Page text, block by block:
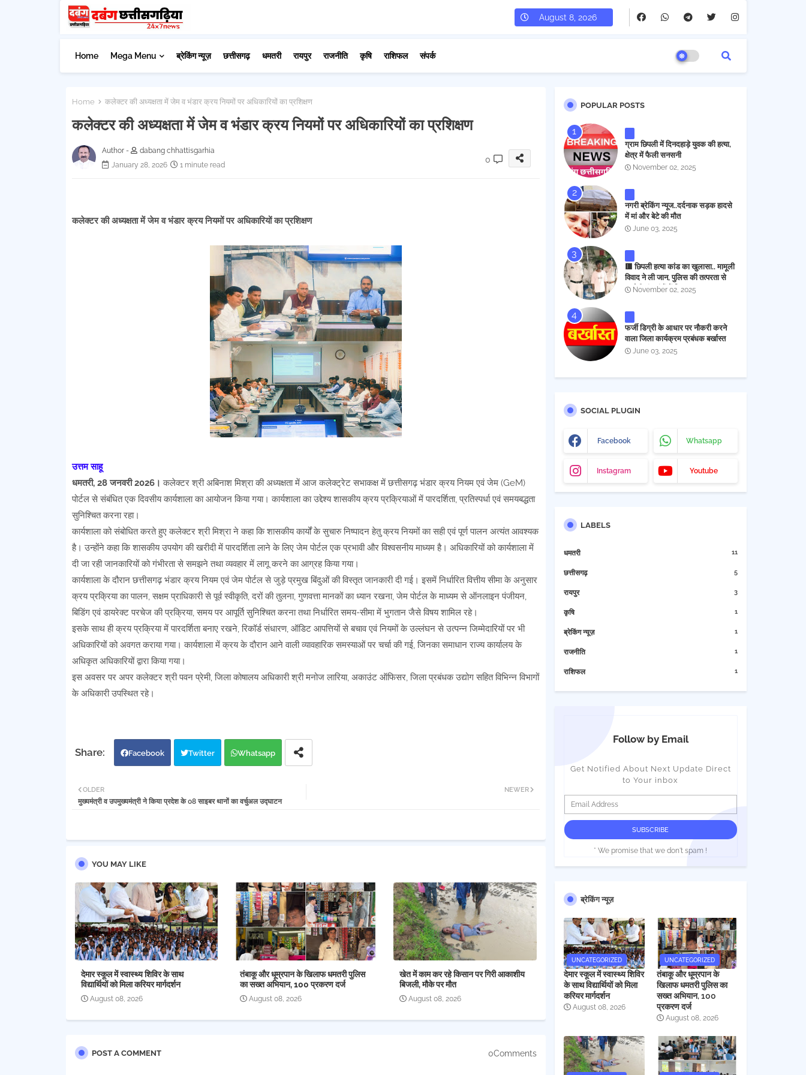
August 8, 2026
Home Mega Menu ब्रेकिंग न्यूज़ छत्तीसगढ़ धमतरी रायपुर राजनीति कृषि राशिफल संपर्क
Home कलेक्टर की अध्यक्षता में जेम व भंडार क्रय नियमों पर अधिकारियों का प्रशिक्षण
कलेक्टर की अध्यक्षता में जेम व भंडार क्रय नियमों पर अधिकारियों का प्रशिक्षण
Author -
dabang chhattisgarhia
January 28, 2026
1 minute read
0
कलेक्टर की अध्यक्षता में जेम व भंडार क्रय नियमों पर अधिकारियों का प्रशिक्षण
उत्तम साहू
धमतरी, 28 जनवरी 2026।कलेक्टर श्री अबिनाश मिश्रा की अध्यक्षता में आज कलेक्ट्रेट सभाकक्ष में छत्तीसगढ़ भंडार क्रय नियम एवं जेम (GeM)
पोर्टल से संबंधित एक दिवसीय कार्यशाला का आयोजन किया गया। कार्यशाला का उद्देश्य शासकीय क्रय प्रक्रियाओं में पारदर्शिता, प्रतिस्पर्धा एवं समयबद्धता
सुनिश्चित करना रहा।
कार्यशाला को संबोधित करते हुए कलेक्टर श्री मिश्रा ने कहा कि शासकीय कार्यों के सुचारु निष्पादन हेतु क्रय नियमों का सही एवं पूर्ण पालन अत्यंत आवश्यक
है। उन्होंने कहा कि शासकीय उपयोग की खरीदी में पारदर्शिता लाने के लिए जेम पोर्टल एक प्रभावी और विश्वसनीय माध्यम है। अधिकारियों को कार्यशाला में
दी जा रही जानकारियों को गंभीरता से समझने तथा व्यवहार में लागू करने का आग्रह किया गया।
कार्यशाला के दौरान छत्तीसगढ़ भंडार क्रय नियम एवं जेम पोर्टल से जुड़े प्रमुख बिंदुओं की विस्तृत जानकारी दी गई। इसमें निर्धारित वित्तीय सीमा के अनुसार
क्रय प्रक्रिया का पालन, सक्षम प्राधिकारी से पूर्व स्वीकृति, दरों की तुलना, गुणवत्ता मानकों का ध्यान रखना, जेम पोर्टल के माध्यम से ऑनलाइन पंजीयन,
बिडिंग एवं डायरेक्ट परचेज की प्रक्रिया, समय पर आपूर्ति सुनिश्चित करना तथा निर्धारित समय-सीमा में भुगतान जैसे विषय शामिल रहे।
इसके साथ ही क्रय प्रक्रिया में पारदर्शिता बनाए रखने, रिकॉर्ड संधारण, ऑडिट आपत्तियों से बचाव एवं नियमों के उल्लंघन से उत्पन्न जिम्मेदारियों पर भी
अधिकारियों को अवगत कराया गया। कार्यशाला में क्रय के दौरान आने वाली व्यावहारिक समस्याओं पर चर्चा की गई, जिनका समाधान राज्य कार्यालय के
अधिकृत अधिकारियों द्वारा किया गया।
इस अवसर पर अपर कलेक्टर श्री पवन प्रेमी, जिला कोषालय अधिकारी श्री मनोज लारिया, अकाउंट ऑफिसर, जिला प्रबंधक उद्योग सहित विभिन्न विभागों
के अधिकारी उपस्थित रहे।
Facebook Twitter Whatsapp
NEWER
OLDER
मुख्यमंत्री व उपमुख्यमंत्री ने किया प्रदेश के 08 साइबर थानों का वर्चुअल उद्घाटन
YOU MAY LIKE
देमार स्कूल में स्वास्थ्य शिविर के साथ
विद्यार्थियों को मिला करियर मार्गदर्शन
August 08, 2026
तंबाकू और धूम्रपान के खिलाफ धमतरी पुलिस
का सख्त अभियान, 100 प्रकरण दर्ज
August 08, 2026
खेत में काम कर रहे किसान पर गिरी आकाशीय
बिजली, मौके पर मौत
August 08, 2026
POST A COMMENT 0Comments
POPULAR POSTS
ग्राम छिपली में दिनदहाड़े युवक की हत्या,
क्षेत्र में फैली सनसनी
November 02, 2025
नगरी ब्रेकिंग न्यूज..दर्दनाक सड़क हादसे
में मां और बेटे की मौत
June 03, 2025
🟥 छिपली हत्या कांड का खुलासा.. मामूली
विवाद ने ली जान, पुलिस की तत्परता से
आरोपी चंद घंटों में गिरफ्तार
November 02, 2025
फर्जी डिग्री के आधार पर नौकरी करने
वाला जिला कार्यक्रम प्रबंधक बर्खास्त
June 03, 2025
SOCIAL PLUGIN
Facebook Whatsapp
Instagram Youtube
LABELS
धमतरी 11
छत्तीसगढ़ 5
रायपुर 3
कृषि 1
ब्रेकिंग न्यूज़ 1
राजनीति 1
राशिफल 1
Follow by Email
Get Notified About Next Update Direct
to Your inbox
* We promise that we don't spam !
ब्रेकिंग न्यूज़
UNCATEGORIZED
देमार स्कूल में स्वास्थ्य शिविर
के साथ विद्यार्थियों को मिला
करियर मार्गदर्शन
August 08, 2026
UNCATEGORIZED
तंबाकू और धूम्रपान के
खिलाफ धमतरी पुलिस का
सख्त अभियान, 100
प्रकरण दर्ज
August 08, 2026